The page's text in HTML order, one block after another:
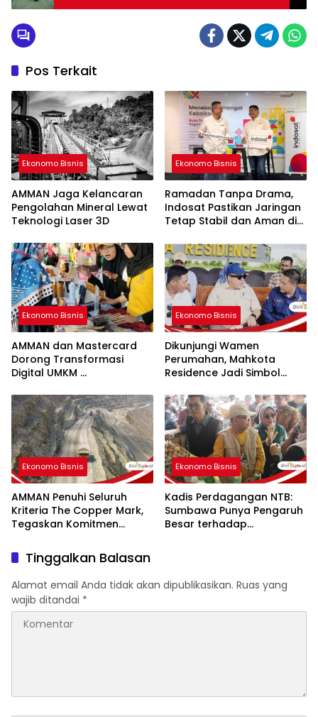
Sumbawa Barat
Pos Terkait
Ekonomo Bisnis
AMMAN Jaga Kelancaran
Pengolahan Mineral Lewat
Teknologi Laser 3D
Ekonomo Bisnis
Ramadan Tanpa Drama,
Indosat Pastikan Jaringan
Tetap Stabil dan Aman di
Ekonomo Bisnis
AMMAN dan Mastercard
Dorong Transformasi
Digital UMKM
Pengusaha Perempuan
Ekonomo Bisnis
Dikunjungi Wamen
Perumahan, Mahkota
Residence Jadi Simbol
Pulau Sumbawa
Ekonomo Bisnis
AMMAN Penuhi Seluruh
Kriteria The Copper Mark,
Tegaskan Komitmen
Bertanggung Jawab
Ekonomo Bisnis
Kadis Perdagangan NTB:
Sumbawa Punya Pengaruh
Besar terhadap
Tinggalkan Balasan
Alamat email Anda tidak akan dipublikasikan. Ruas yang
wajib ditandai *